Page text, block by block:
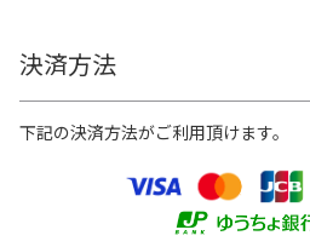
決済方法
下記の決済方法がご利用頂けます。